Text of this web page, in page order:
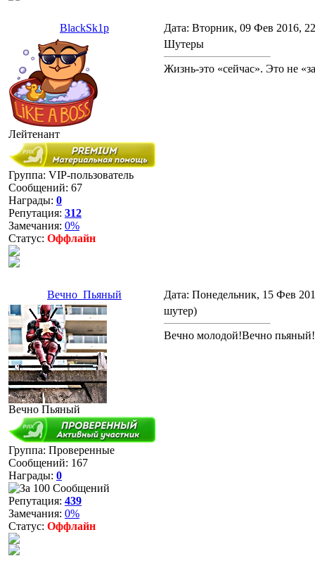
BlackSk1p Дата: Вторник, 09 Фев 2016,
Лейтенант
Группа: VIP-пользователь
Сообщений: 67
Награды: 0
Репутация: 312
Замечания: 0%
Статус: Оффлайн
Шутеры
Жизнь-это «сейчас». Это не
Вечно_Пьяный Дата: Понедельник, 15 Фев
Вечно Пьяный
Группа: Проверенные
Сообщений: 167
Награды: 0
Репутация: 439
Замечания: 0%
Статус: Оффлайн
шутер)
Вечно молодой!Вечно пьяный!